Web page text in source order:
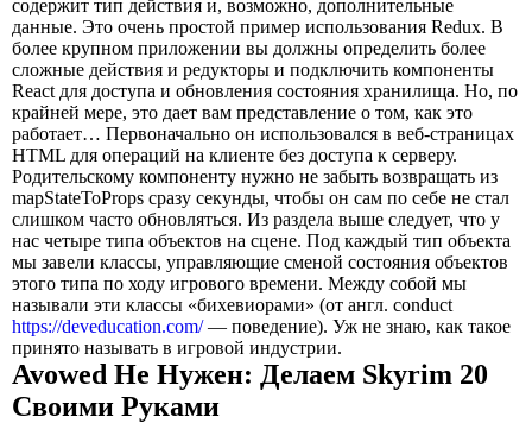
содержит тип действия и, возможно, дополнительные
данные. Это очень простой пример использования Redux. В
более крупном приложении вы должны определить более
сложные действия и редукторы и подключить компоненты
React для доступа и обновления состояния хранилища. Но, по
крайней мере, это дает вам представление о том, как это
работает… Первоначально он использовался в веб-страницах
HTML для операций на клиенте без доступа к серверу.
Родительскому компоненту нужно не забыть возвращать из
mapStateToProps сразу секунды, чтобы он сам по себе не стал
слишком часто обновляться. Из раздела выше следует, что у
нас четыре типа объектов на сцене. Под каждый тип объекта
мы завели классы, управляющие сменой состояния объектов
этого типа по ходу игрового времени. Между собой мы
называли эти классы «бихевиорами» (от англ. conduct
https://deveducation.com/— поведение). Уж не знаю, как такое
принято называть в игровой индустрии.
Avowed Не Нужен: Делаем Skyrim 20
Своими Руками